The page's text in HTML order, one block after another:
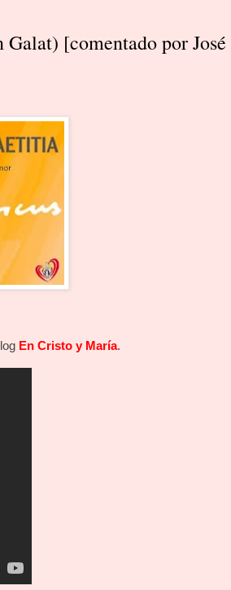
[comentado por José
En Cristo y María.